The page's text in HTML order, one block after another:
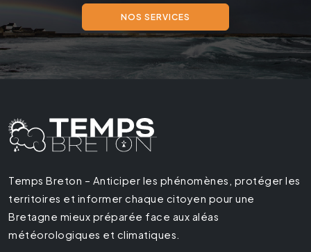
NOS SERVICES
Temps Breton – Anticiper les phénomènes, protéger les
territoires et informer chaque citoyen pour une
Bretagne mieux préparée face aux aléas
météorologiques et climatiques.